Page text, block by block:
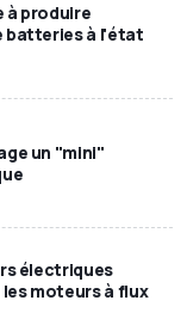
à produire
batteries à l'état
un "mini"
électriques
moteurs à flux